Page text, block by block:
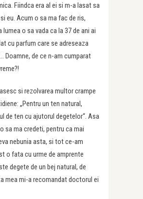
Fiindca era al ei si m-a lasat sa
eu. Acum o sa ma fac de ris,
o sa vada ca la 37 de ani ai
cu parfum care se adreseaza
Doamne, de ce n-am cumparat
si rezolvarea multor crampe
„Pentru un ten natural,
de ten cu ajutorul degetelor“. Asa
sa ma credeti, pentru ca mai
nebunia asta, si tot ce-am
o fata cu urme de amprente
degete de un bej natural, de
mea mi-a recomandat doctorul ei